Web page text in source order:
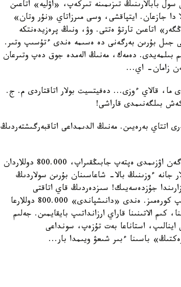
بابالارىنىڭ تىزىمىنە تىركەپ، «اۋليە» اتاعىن
جازعان. ايتپاقشى، وسى مىرزاتاي «نۇر وتان»
اتاعىن تارتۋ ەتتى. وۋ، ونىڭ پرەزيدەنتكە
جىل بۇرىن بەرگەنى دە ەسىمە ەندى ءتۇسىپ وتىر.
بىلمەيدى. دەمەك، مەنىڭ الەمدە جوق دەپ وتىرعان
زامان- اي...
ما، قالاي ءوزى... دەفيتسيت بولار اتاقتاردى م. ج.
كەش بىلگەنىمدى قاراشى!
اتتاي بەرەيىن. مەنىڭ الدىمداعى اتاقبەرگىشتەردىڭ
ايتكەنمەن، «1.000.000 دوللار»، «900.000 دوللار» دەگەن اۋزىمدى ەپتەپ جابىڭقىراپ، 800.000 دوللاردان
جانە ءوزىنىڭ بالا- شاعاسىنان بۇرىن سولاردىڭ
جۇزدەسەيىك! سىزدەردىڭ قاي اتاقتى
تاڭداعاندارىڭىزعا قاراي ولاردىڭ ءارقايسىسىن تارازىعا تارتىپ كورەمىز. ەندى «دانىشپاندى» 800.000 دوللارعا
كىم الاتىنىنا قاراي ارزانداتىپ بايقايمىن. جەلىم
استاناعا بەت تۇزەپ، سونداعى
باسىنا ءبىر شىعۋ ويىمدا بار...